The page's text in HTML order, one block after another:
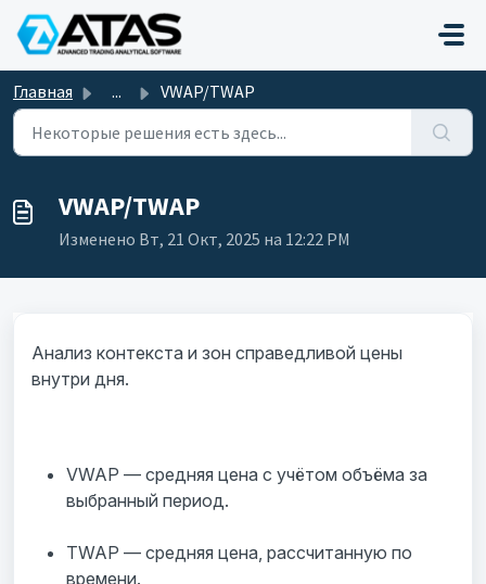
Переход к главному содержимому
Главная ... VWAP/TWAP
VWAP/TWAP
Изменено Вт, 21 Окт, 2025 на 12:22 PM
Анализ контекста и зон справедливой цены
внутри дня.
VWAP — средняя цена с учётом объёма за
выбранный период.
TWAP — средняя цена, рассчитанную по
времени.